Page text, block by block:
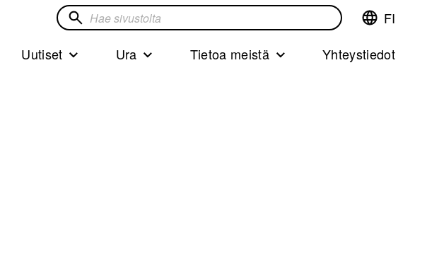
Vaihda
kieliFinnish
FI
Hae
Uutiset Ura Tietoa meistä Yhteystiedot